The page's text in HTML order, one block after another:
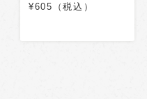
¥605（税込）